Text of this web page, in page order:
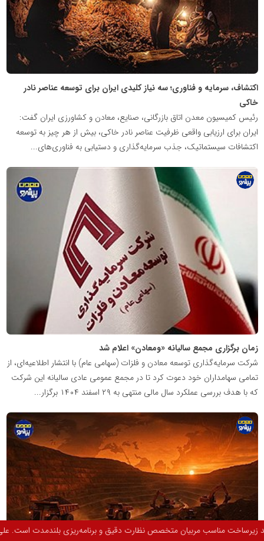
اکتشاف، سرمایه و فناوری؛ سه نیاز کلیدی ایران برای توسعه عناصر نادر
خاکی
رئیس کمیسیون معدن اتاق بازرگانی، صنایع، معادن و کشاورزی ایران گفت:
ایران برای ارزیابی واقعی ظرفیت عناصر نادر خاکی، بیش از هر چیز به توسعه
اکتشافات سیستماتیک، جذب سرمایه‌گذاری و دستیابی به فناوری‌های...
زمان برگزاری مجمع سالیانه «ومعادن» اعلام شد
شرکت سرمایه‌گذاری توسعه معادن و فلزات (سهامی عام) با انتشار اطلاعیه‌ای، از
تمامی سهامداران خود دعوت کرد تا در مجمع عمومی عادی سالیانه این شرکت
که با هدف بررسی عملکرد سال مالی منتهی به ۲۹ اسفند ۱۴۰۴ برگزار...
پایگاه
اطلاع
رسانی
پیشرو
چگینی عضو اسبق تیم ملی شنای کشور عضو تیم ملی شنای بزرگسالان